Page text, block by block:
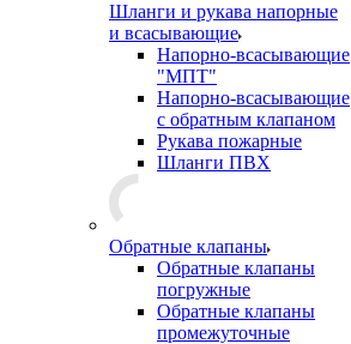
Шланги и рукава напорные
и всасывающие
Напорно-всасывающие
"МПТ"
Напорно-всасывающие
с обратным клапаном
Рукава пожарные
Шланги ПВХ
Обратные клапаны
Обратные клапаны
погружные
Обратные клапаны
промежуточные